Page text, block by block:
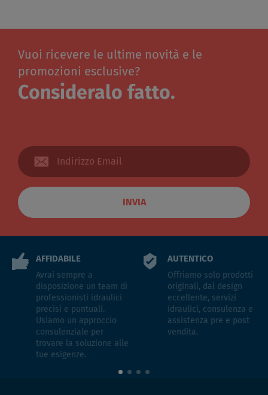
Vuoi ricevere le ultime novità e le
promozioni esclusive?
Consideralo fatto.
INVIA
AFFIDABILE
Avrai sempre a
disposizione un team di
professionisti idraulici
precisi e puntuali.
Usiamo un approccio
consulenziale per
trovare la soluzione alle
tue esigenze.
AUTENTICO
Offriamo solo prodotti
originali, dal design
eccellente, servizi
idraulici, consulenza e
assistenza pre e post
vendita.